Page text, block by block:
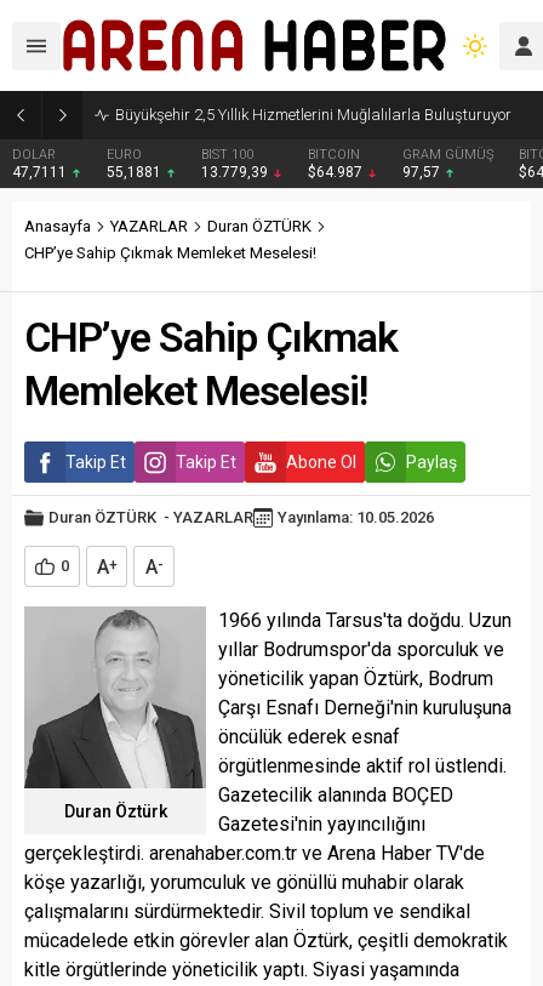
Büyükşehir 2,5 Yıllık Hizmetlerini Muğlalılarla Buluşturuyor
DOLAR
47,7111
EURO
55,1881
BIST 100
13.779,39
BITCOIN
$64.987
GRAM GÜMÜŞ
97,57
Anasayfa YAZARLAR
Duran ÖZTÜRK
CHP’ye Sahip Çıkmak Memleket Meselesi!
CHP’ye Sahip Çıkmak
Memleket Meselesi!
Takip Et Takip Et Abone Ol Paylaş
Duran ÖZTÜRK - YAZARLAR Yayınlama: 10.05.2026
0 A+ A-
Duran Öztürk
1966 yılında Tarsus'ta doğdu. Uzun
yıllar Bodrumspor'da sporculuk ve
yöneticilik yapan Öztürk, Bodrum
Çarşı Esnafı Derneği'nin kuruluşuna
öncülük ederek esnaf
örgütlenmesinde aktif rol üstlendi.
Gazetecilik alanında BOÇED
Gazetesi'nin yayıncılığını
gerçekleştirdi. arenahaber.com.tr ve Arena Haber TV'de
köşe yazarlığı, yorumculuk ve gönüllü muhabir olarak
çalışmalarını sürdürmektedir. Sivil toplum ve sendikal
mücadelede etkin görevler alan Öztürk, çeşitli demokratik
kitle örgütlerinde yöneticilik yaptı. Siyasi yaşamında